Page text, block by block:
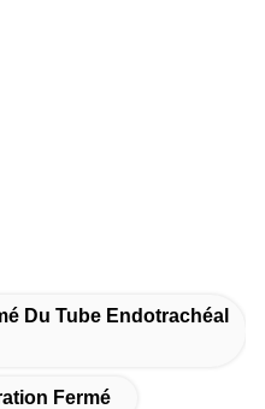
Du Tube Endotrachéal
Fermé